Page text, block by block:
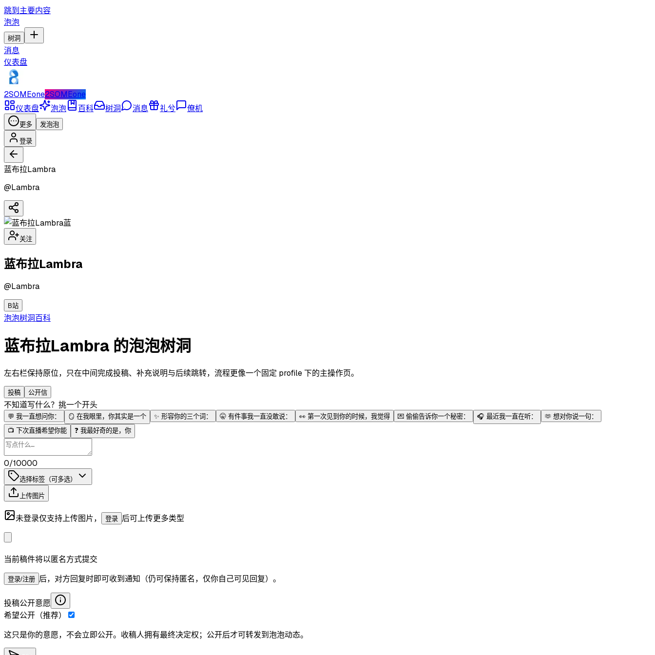
跳到主要内容
泡泡
树洞
消息
仪表盘
2SOMEone2SOMEone
仪表盘
泡泡 百科 树洞 消息 礼兮 僚机
更多 发泡泡
登录
蓝布拉Lambra
@Lambra
蓝
关注
蓝布拉Lambra
@Lambra
B站
泡泡树洞百科
蓝布拉Lambra 的泡泡树洞
左右栏保持原位，只在中间完成投稿、补充说明与后续跳转，流程更像一个固定 profile 下的主操作页。
投稿 公开信
不知道写什么？挑一个开头
💬 我一直想问你： 🪞 在我眼里，你其实是一个 ✨ 形容你的三个词： 🤫 有件事我一直没敢说： 👀 第一次见到你的时候，我觉得 💌 偷偷告诉你一个秘密： 🎧 最近我一直在听： 🫶 想对你说一句：
📺 下次直播希望你能 ❓ 我最好奇的是，你
0/10000
选择标签（可多选）
上传图片
未登录仅支持上传图片， 登录 后可上传更多类型
当前稿件将以匿名方式提交
登录/注册 后，对方回复时即可收到通知（仍可保持匿名，仅你自己可见回复）。
投稿公开意愿
希望公开（推荐）
这只是你的意愿，不会立即公开。收稿人拥有最终决定权；公开后才可转发到泡泡动态。